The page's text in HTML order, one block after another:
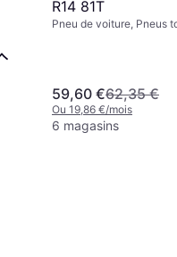
R14 81T
Pneu de voiture, Pneus
59,60 €62,35 €
Ou 19,86 €/mois
6 magasins